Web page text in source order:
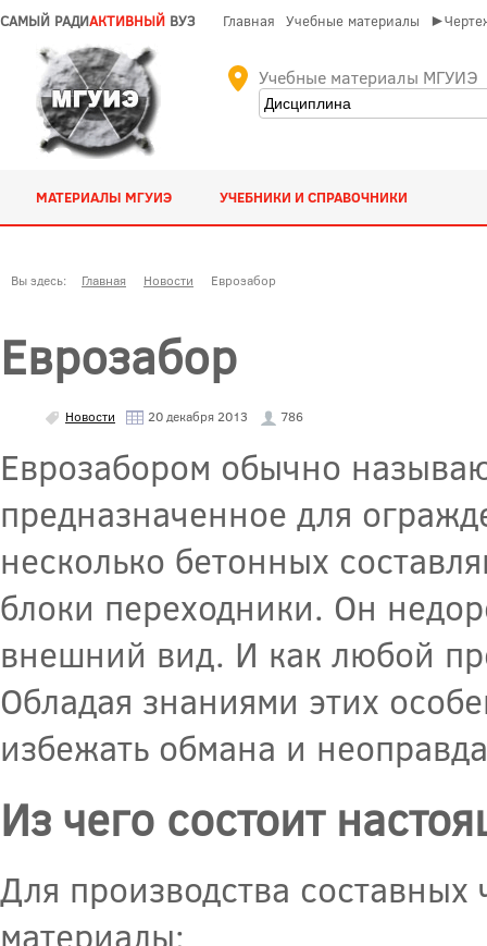
САМЫЙ РАДИАКТИВНЫЙ ВУЗ Главная Учебные материалы
Учебные материалы МГУИЭ
МАТЕРИАЛЫ МГУИЭ УЧЕБНИКИ И СПРАВОЧНИКИ
Вы здесь: Главная Новости Еврозабор
Еврозабор
Новости 20 декабря 2013 786
Еврозабором обычно
предназначенное для
несколько бетонных
блоки переходники. Он
внешний вид. И как любой
Обладая знаниями этих
избежать обмана и
Из чего состоит
Для производства
материалы: